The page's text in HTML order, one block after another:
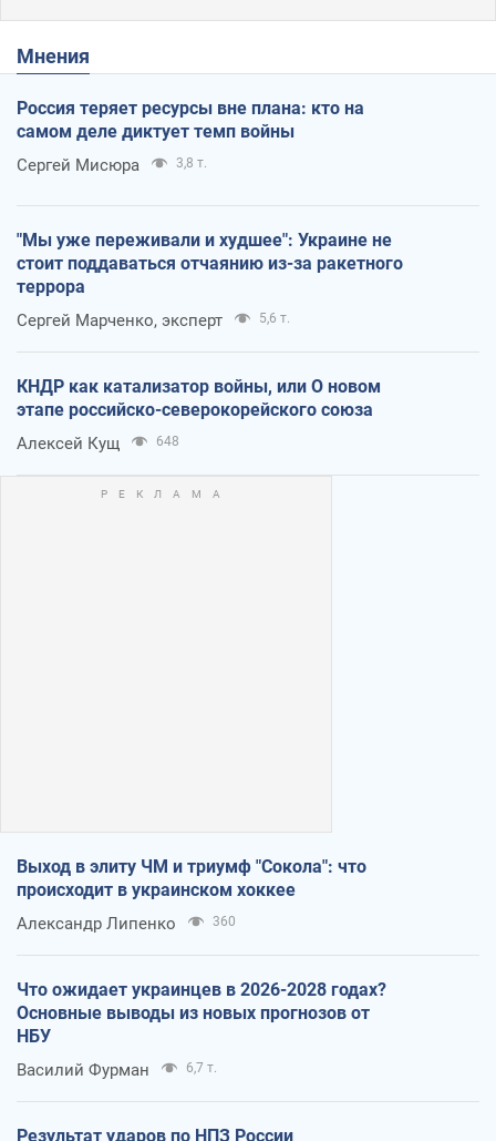
Мнения
Россия теряет ресурсы вне плана: кто на
самом деле диктует темп войны
Сергей Мисюра 3,8 т.
"Мы уже переживали и худшее": Украине не
стоит поддаваться отчаянию из-за ракетного
террора
Сергей Марченко, эксперт 5,6 т.
КНДР как катализатор войны, или О новом
этапе российско-северокорейского союза
Алексей Кущ 648
Выход в элиту ЧМ и триумф "Сокола": что
происходит в украинском хоккее
Александр Липенко 360
Что ожидает украинцев в 2026-2028 годах?
Основные выводы из новых прогнозов от
НБУ
Василий Фурман 6,7 т.
Результат ударов по НПЗ России